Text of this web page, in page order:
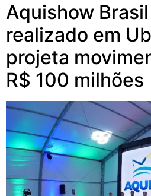
Aquishow
realizado em
projeta
R$ 100 milhões